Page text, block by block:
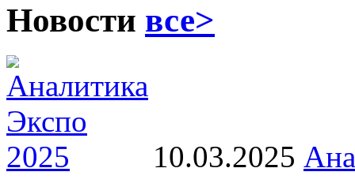
Новости все>
10.03.2025